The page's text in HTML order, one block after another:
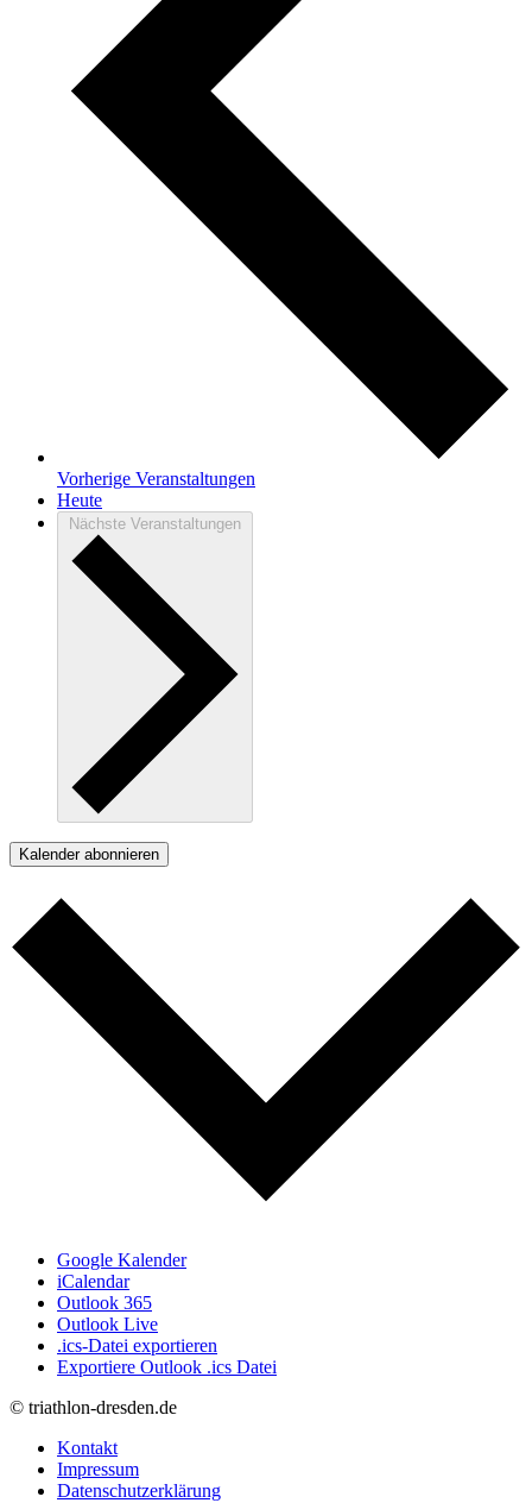
Vorherige Veranstaltungen
Heute
Nächste Veranstaltungen
Kalender abonnieren
Google Kalender
iCalendar
Outlook 365
Outlook Live
.ics-Datei exportieren
Exportiere Outlook .ics Datei
© triathlon-dresden.de
Kontakt
Impressum
Datenschutzerklärung